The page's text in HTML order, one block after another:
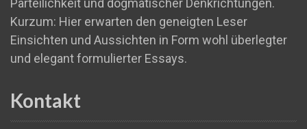
Parteilichkeit und dogmatischer Denkrichtungen.
Kurzum: Hier erwarten den geneigten Leser
Einsichten und Aussichten in Form wohl überlegter
und elegant formulierter Essays.
Kontakt